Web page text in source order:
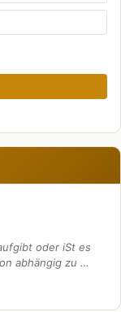
oder iSt es
abhängig zu …